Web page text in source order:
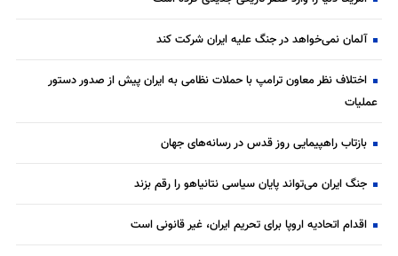
آلمان نمی‌خواهد در جنگ علیه ایران شرکت کند
اختلاف نظر معاون ترامپ با حملات نظامی به ایران پیش از صدور دستور
عملیات
بازتاب راهپیمایی روز قدس در رسانه‌های جهان
جنگ ایران می‌تواند پایان سیاسی نتانیاهو را رقم بزند
اقدام اتحادیه اروپا برای تحریم ایران، غیر قانونی است